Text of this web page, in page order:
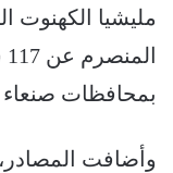
مليشيا الكهنوت
بمحافظات
وأضافت